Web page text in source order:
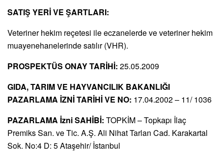
SATIŞ YERİ VE ŞARTLARI:
Veteriner hekim reçetesi ile eczanelerde ve veteriner hekim
muayenehanelerinde satılır (VHR).
PROSPEKTÜS ONAY TARİHİ: 25.05.2009
GIDA, TARIM VE HAYVANCILIK BAKANLIĞI
PAZARLAMA İZNİ TARİHİ VE NO: 17.04.2002 – 11/ 1036
PAZARLAMA İzni SAHİBİ: TOPKİM – Topkapı İlaç
Premiks San. ve Tic. A.Ş. Ali Nihat Tarlan Cad. Karakartal
Sok. No:4 D: 5 Ataşehir/ İstanbul